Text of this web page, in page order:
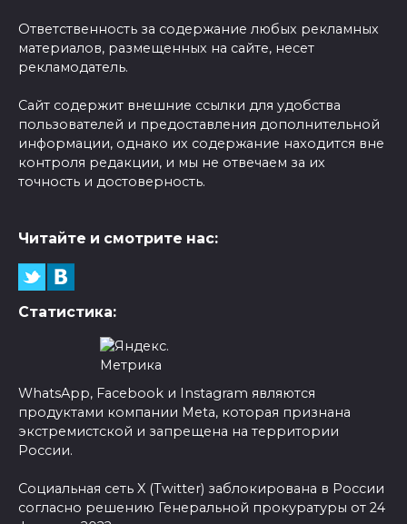
Ответственность за содержание любых рекламных
материалов, размещенных на сайте, несет
рекламодатель.
Сайт содержит внешние ссылки для удобства
пользователей и предоставления дополнительной
информации, однако их содержание находится вне
контроля редакции, и мы не отвечаем за их
точность и достоверность.
Читайте и смотрите нас:
Статистика:
WhatsApp, Facebook и Instagram являются
продуктами компании Meta, которая признана
экстремистской и запрещена на территории
России.
Социальная сеть X (Twitter) заблокирована в России
согласно решению Генеральной прокуратуры от 24